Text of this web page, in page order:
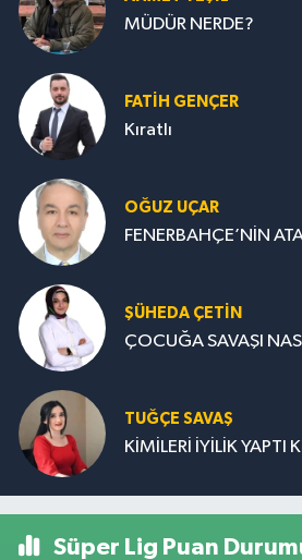
MÜDÜR NERDE?
FATIH GENÇER
Kıratlı
OĞUZ UÇAR
FENERBAHÇE’NİN
ŞÜHEDA ÇETİN
ÇOCUĞA SAVAŞI
TUĞÇE SAVAŞ
KİMİLERİ İYİLİK YAPTI
Süper Lig Puan